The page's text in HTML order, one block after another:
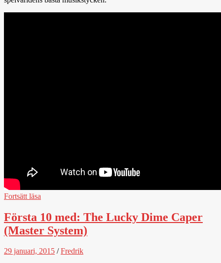
Fortsätt läsa
Första 10 med: The Lucky Dime Caper
(Master System)
29 januari, 2015 /Fredrik